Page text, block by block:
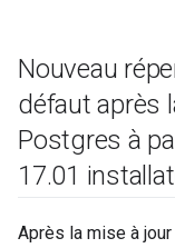
Nouveau
défaut après
Postgres à
17.01
Après la mise à